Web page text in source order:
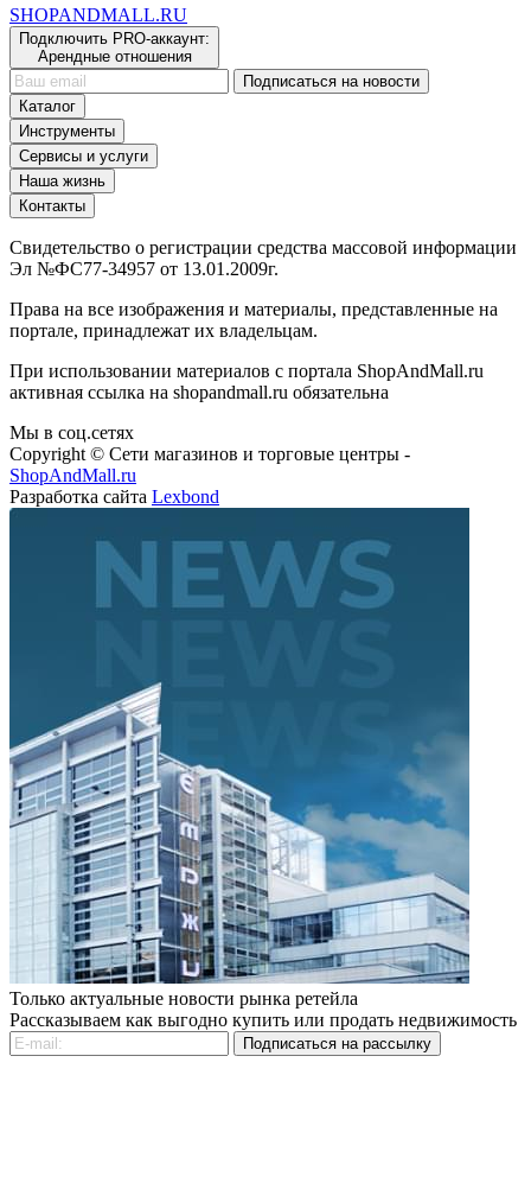
SHOPANDMALL.RU
Подключить PRO-аккаунт:
Арендные отношения
Подписаться на новости
Каталог
Инструменты
Сервисы и услуги
Наша жизнь
Контакты
Свидетельство о регистрации средства массовой информации
Эл №ФС77-34957 от 13.01.2009г.
Права на все изображения и материалы, представленные на
портале, принадлежат их владельцам.
При использовании материалов с портала ShopAndMall.ru
активная ссылка на shopandmall.ru обязательна
Мы в соц.сетях
Copyright © Сети магазинов и торговые центры -
ShopAndMall.ru
Разработка сайтаLexbond
Только актуальные новости рынка ретейла
Рассказываем как выгодно купить или продать недвижимость